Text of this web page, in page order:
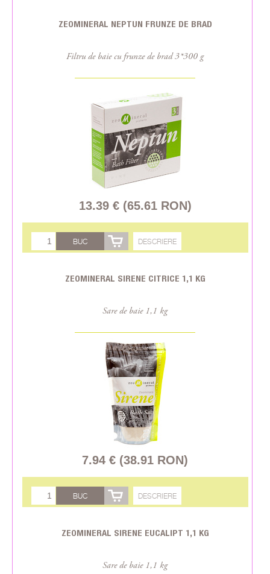
ZEOMINERAL NEPTUN FRUNZE DE BRAD
Filtru de baie cu frunze de brad 3*300 g
13.39 € (65.61 RON)
BUC DESCRIERE
ZEOMINERAL SIRENE CITRICE 1,1 KG
Sare de baie 1,1 kg
7.94 € (38.91 RON)
BUC DESCRIERE
ZEOMINERAL SIRENE EUCALIPT 1,1 KG
Sare de baie 1,1 kg